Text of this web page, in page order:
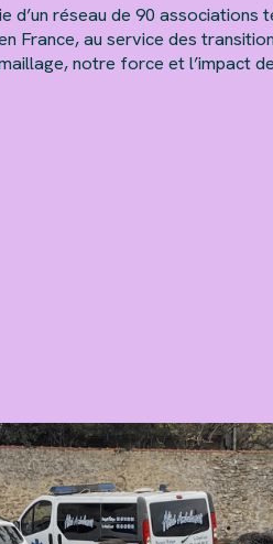
d’un réseau de 90
France, au service des
notre force et l’impact